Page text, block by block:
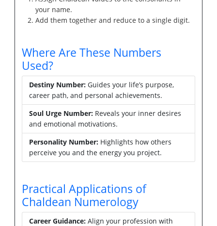
your name.
Add them together and reduce to a single digit.
Where Are These Numbers
Used?
Destiny Number: Guides your life’s purpose,
career path, and personal achievements.
Soul Urge Number: Reveals your inner desires
and emotional motivations.
Personality Number: Highlights how others
perceive you and the energy you project.
Practical Applications of
Chaldean Numerology
Career Guidance: Align your profession with